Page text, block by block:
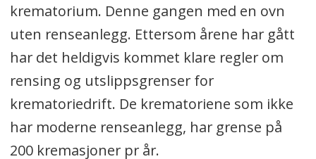
krematorium. Denne gangen med en ovn
uten renseanlegg. Ettersom årene har gått
har det heldigvis kommet klare regler om
rensing og utslippsgrenser for
krematoriedrift. De krematoriene som ikke
har moderne renseanlegg, har grense på
200 kremasjoner pr år.